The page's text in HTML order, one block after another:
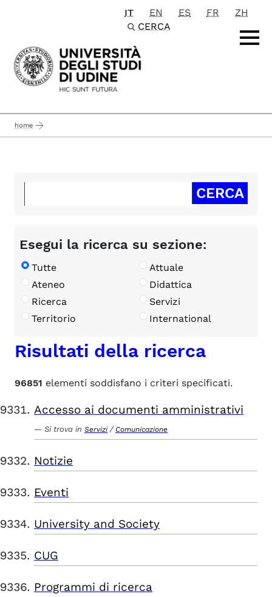
Passa al contenuto principale
IT EN ES FR
ZH
CERCA
home
Esegui la ricerca su sezione:
Tutte
Attuale
Ateneo
Didattica
Ricerca
Servizi
Territorio
International
Risultati della ricerca
96851 elementi soddisfano i criteri specificati.
Accesso ai documenti amministrativi
Si trova in Servizi / Comunicazione
Notizie
Eventi
University and Society
CUG
Programmi di ricerca